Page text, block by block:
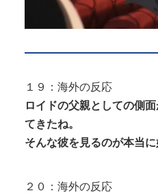
１９：海外の反応
ロイドの父親としての側
てきたね。
そんな彼を見るのが本当に
２０：海外の反応